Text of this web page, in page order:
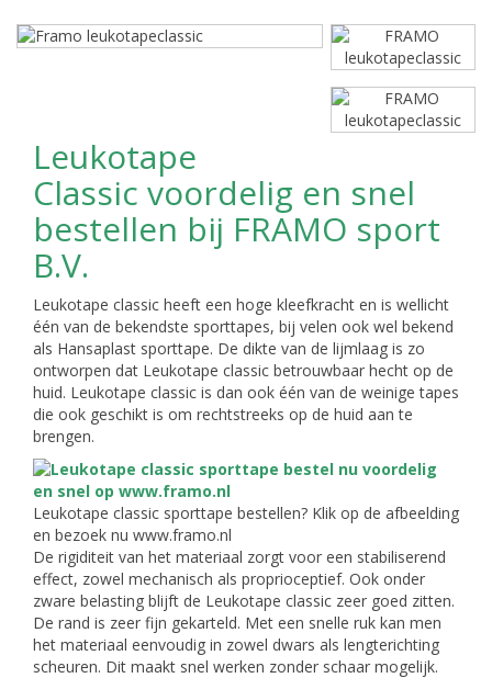
Leukotape
Classic voordelig en snel
bestellen bij FRAMO sport
B.V.
Leukotape classic heeft een hoge kleefkracht en is wellicht
één van de bekendste sporttapes, bij velen ook wel bekend
als Hansaplast sporttape. De dikte van de lijmlaag is zo
ontworpen dat Leukotape classic betrouwbaar hecht op de
huid. Leukotape classic is dan ook één van de weinige tapes
die ook geschikt is om rechtstreeks op de huid aan te
brengen.
Leukotape classic sporttape bestellen? Klik op de afbeelding
en bezoek nu www.framo.nl
De rigiditeit van het materiaal zorgt voor een stabiliserend
effect, zowel mechanisch als proprioceptief. Ook onder
zware belasting blijft de Leukotape classic zeer goed zitten.
De rand is zeer fijn gekarteld. Met een snelle ruk kan men
het materiaal eenvoudig in zowel dwars als lengterichting
scheuren. Dit maakt snel werken zonder schaar mogelijk.